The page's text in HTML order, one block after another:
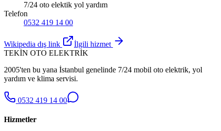
7/24 oto elektik yol yardım
Telefon
0532 419 14 00
Wikipedia dış link
İlgili hizmet
TEKİN OTO ELEKTRİK
2005'ten bu yana İstanbul genelinde 7/24 mobil oto elektrik, yol
yardım ve klima servisi.
0532 419 14 00
Hizmetler